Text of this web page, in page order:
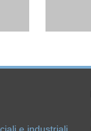
e industriali